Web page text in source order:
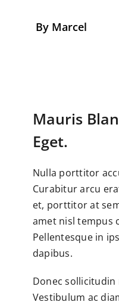
By Marcel
Mauris
Eget.
Nulla porttitor
Curabitur arcu
et, porttitor at
amet nisl tempus
Pellentesque in
dapibus.
Donec sollicitudin
Vestibulum ac